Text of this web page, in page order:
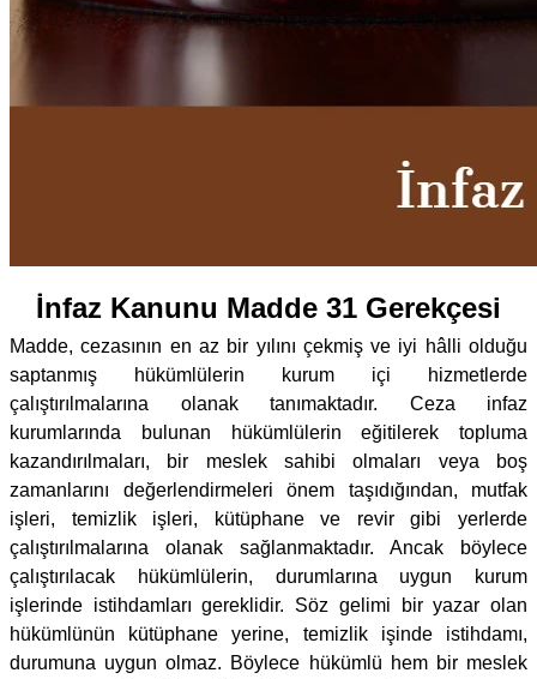
İnfaz Kanunu Madde 31 Gerekçesi
Madde, cezasının en az bir yılını çekmiş ve iyi hâlli olduğu
saptanmış hükümlülerin kurum içi hizmetlerde
çalıştırılmalarına olanak tanımaktadır. Ceza infaz
kurumlarında bulunan hükümlülerin eğitilerek topluma
kazandırılmaları, bir meslek sahibi olmaları veya boş
zamanlarını değerlendirmeleri önem taşıdığından, mutfak
işleri, temizlik işleri, kütüphane ve revir gibi yerlerde
çalıştırılmalarına olanak sağlanmaktadır. Ancak böylece
çalıştırılacak hükümlülerin, durumlarına uygun kurum
işlerinde istihdamları gereklidir. Söz gelimi bir yazar olan
hükümlünün kütüphane yerine, temizlik işinde istihdamı,
durumuna uygun olmaz. Böylece hükümlü hem bir meslek